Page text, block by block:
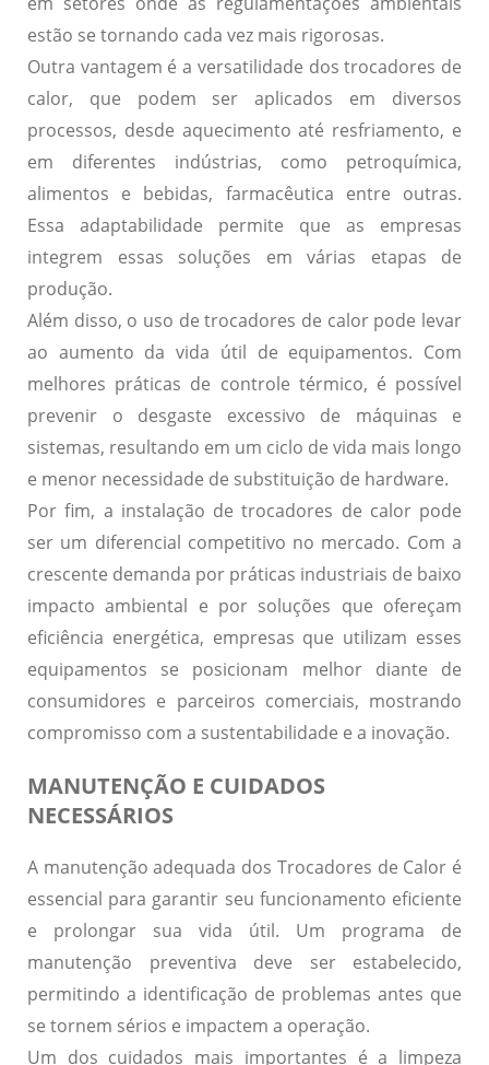
estão se tornando cada vez mais rigorosas.
Outra vantagem é a versatilidade dos trocadores de
calor, que podem ser aplicados em diversos
processos, desde aquecimento até resfriamento, e
em diferentes indústrias, como petroquímica,
alimentos e bebidas, farmacêutica entre outras.
Essa adaptabilidade permite que as empresas
integrem essas soluções em várias etapas de
produção.
Além disso, o uso de trocadores de calor pode levar
ao aumento da vida útil de equipamentos. Com
melhores práticas de controle térmico, é possível
prevenir o desgaste excessivo de máquinas e
sistemas, resultando em um ciclo de vida mais longo
e menor necessidade de substituição de hardware.
Por fim, a instalação de trocadores de calor pode
ser um diferencial competitivo no mercado. Com a
crescente demanda por práticas industriais de baixo
impacto ambiental e por soluções que ofereçam
eficiência energética, empresas que utilizam esses
equipamentos se posicionam melhor diante de
consumidores e parceiros comerciais, mostrando
compromisso com a sustentabilidade e a inovação.
MANUTENÇÃO E CUIDADOS
NECESSÁRIOS
A manutenção adequada dos Trocadores de Calor é
essencial para garantir seu funcionamento eficiente
e prolongar sua vida útil. Um programa de
manutenção preventiva deve ser estabelecido,
permitindo a identificação de problemas antes que
se tornem sérios e impactem a operação.
Um dos cuidados mais importantes é a limpeza